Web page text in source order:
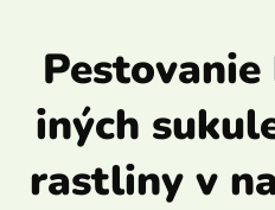
iných
rastliny v